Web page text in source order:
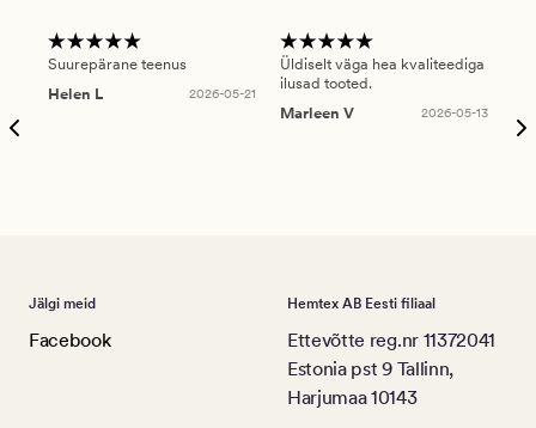
Suurepärane teenus
Helen L
2026-05-21
Üldiselt väga hea kvaliteediga
ilusad tooted.
Marleen V
2026-05-13
Jälgi meid
Facebook
Hemtex AB Eesti filiaal
Ettevõtte reg.nr 11372041
Estonia pst 9 Tallinn,
Harjumaa 10143